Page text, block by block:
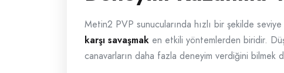
Metin2 PVP sunucularında hızlı bir şekilde
karşı savaşmak en etkili yöntemlerden biridir.
canavarların daha fazla deneyim verdiğini bilmek